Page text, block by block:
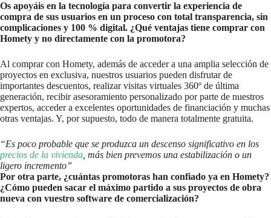
Os apoyáis en la tecnología para convertir la experiencia de
compra de sus usuarios en un proceso con total transparencia, sin
complicaciones y 100 % digital. ¿Qué ventajas tiene comprar con
Homety y no directamente con la promotora?
Al comprar con Homety, además de acceder a una amplia selección de
proyectos en exclusiva, nuestros usuarios pueden disfrutar de
importantes descuentos, realizar visitas virtuales 360º de última
generación, recibir asesoramiento personalizado por parte de nuestros
expertos, acceder a excelentes oportunidades de financiación y muchas
otras ventajas. Y, por supuesto, todo de manera totalmente gratuita.
“Es poco probable que se produzca un descenso significativo en los
precios de la vivienda , más bien prevemos una estabilización o un
ligero incremento”
Por otra parte, ¿cuántas promotoras han confiado ya en Homety?
¿Cómo pueden sacar el máximo partido a sus proyectos de obra
nueva con vuestro software de comercialización?